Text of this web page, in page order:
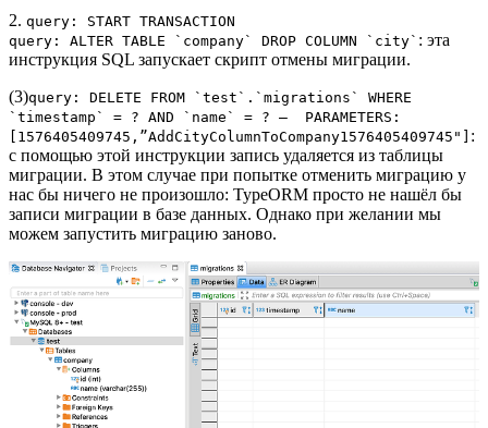
2. query: START TRANSACTION
query: ALTER TABLE `company` DROP COLUMN `city` : эта
инструкция SQL запускает скрипт отмены миграции.
(3)query: DELETE FROM `test`.`migrations` WHERE
`timestamp` = ? AND `name` = ? — PARAMETERS:
[1576405409745,”AddCityColumnToCompany1576405409745"] :
с помощью этой инструкции запись удаляется из таблицы
миграции. В этом случае при попытке отменить миграцию у
нас бы ничего не произошло: TypeORM просто не нашёл бы
записи миграции в базе данных. Однако при желании мы
можем запустить миграцию заново.